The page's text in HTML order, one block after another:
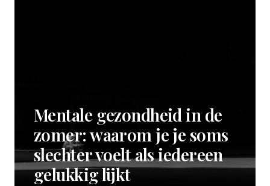
Mentale gezondheid in de
zomer: waarom je je soms
slechter voelt als iedereen
gelukkig lijkt